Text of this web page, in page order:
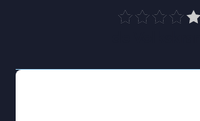
Choo is zestien en een school